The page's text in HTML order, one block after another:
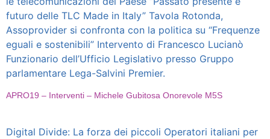
futuro delle TLC Made in Italy” Tavola Rotonda,
Assoprovider si confronta con la politica su “Frequenze
eguali e sostenibili” Intervento di Francesco Lucianò
Funzionario dell’Ufficio Legislativo presso Gruppo
parlamentare Lega-Salvini Premier.
APRO19 – Interventi – Michele Gubitosa Onorevole M5S
Digital Divide: La forza dei piccoli Operatori italiani per